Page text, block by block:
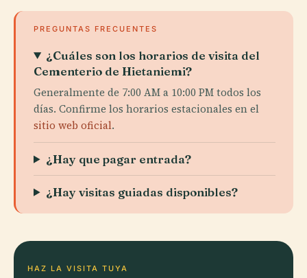
PREGUNTAS FRECUENTES
¿Cuáles son los horarios de visita del
Cementerio de Hietaniemi?
Generalmente de 7:00 AM a 10:00 PM todos los
días. Confirme los horarios estacionales en el
sitio web oficial.
¿Hay que pagar entrada?
¿Hay visitas guiadas disponibles?
HAZ LA VISITA TUYA